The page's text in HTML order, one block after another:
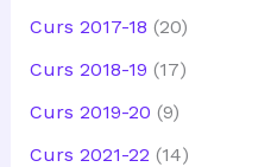
Curs 2017-18 (20)
Curs 2018-19 (17)
Curs 2019-20 (9)
Curs 2021-22 (14)